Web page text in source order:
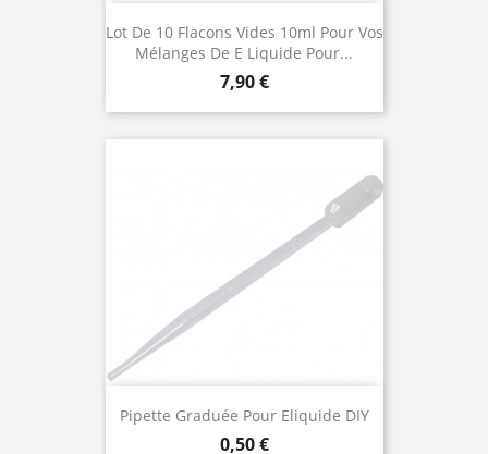
Lot De 10 Flacons Vides 10ml Pour Vos
Mélanges De E Liquide Pour...
Prix
7,90 €
Pipette Graduée Pour Eliquide DIY
Prix
0,50 €